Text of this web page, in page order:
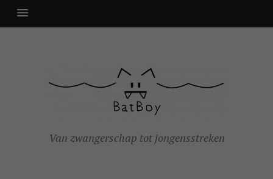
Van zwangerschap tot jongensstreken